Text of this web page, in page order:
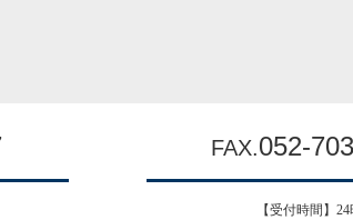
FAX.052-
【受付時間】